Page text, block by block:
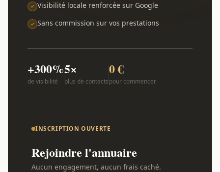
Visibilité locale renforcée sur Google
Sans commission sur vos prestations
+300%
de visibilité
5×
plus de contacts
0 €
pour commencer
INSCRIPTION OUVERTE
Rejoindre l'annuaire
Aucun engagement, aucun frais caché.